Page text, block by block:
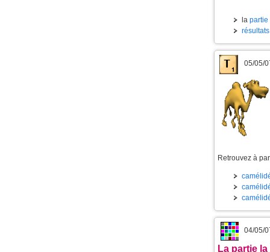
la partie
05/05/
Retrouvez à
04/05/
La partie